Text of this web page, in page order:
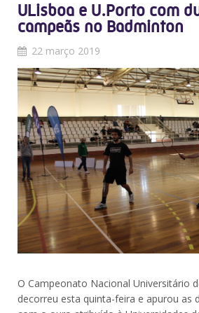
ULisboa e U.Porto com
campeãs no Badminton
22 março 2019
O Campeonato Nacional Universitário
decorreu esta quinta-feira e apurou as